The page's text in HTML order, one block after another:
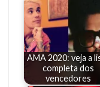
AMA 2020: veja a
completa dos
vencedores